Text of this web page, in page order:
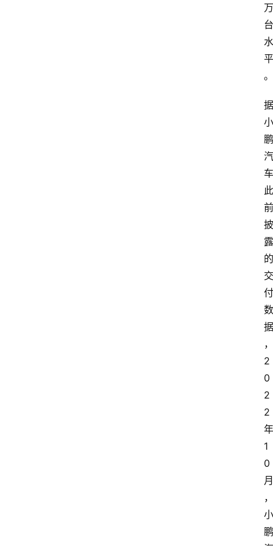
万
台
水
平
。
据
小
鹏
汽
车
此
前
披
露
的
交
付
数
据
，
2
0
2
2
年
1
0
月
，
小
鹏